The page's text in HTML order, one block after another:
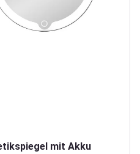
mit Akku